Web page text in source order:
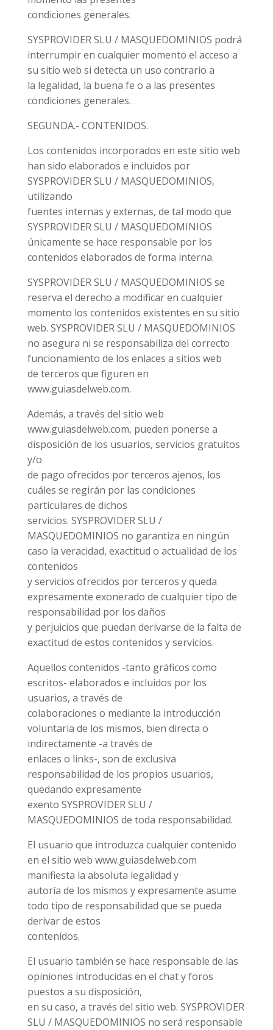
condiciones generales.
SYSPROVIDER SLU / MASQUEDOMINIOS podrá
interrumpir en cualquier momento el acceso a
su sitio web si detecta un uso contrario a
la legalidad, la buena fe o a las presentes
condiciones generales.
SEGUNDA.- CONTENIDOS.
Los contenidos incorporados en este sitio web
han sido elaborados e incluidos por
SYSPROVIDER SLU / MASQUEDOMINIOS,
utilizando
fuentes internas y externas, de tal modo que
SYSPROVIDER SLU / MASQUEDOMINIOS
únicamente se hace responsable por los
contenidos elaborados de forma interna.
SYSPROVIDER SLU / MASQUEDOMINIOS se
reserva el derecho a modificar en cualquier
momento los contenidos existentes en su sitio
web. SYSPROVIDER SLU / MASQUEDOMINIOS
no asegura ni se responsabiliza del correcto
funcionamiento de los enlaces a sitios web
de terceros que figuren en
www.guiasdelweb.com.
Además, a través del sitio web
www.guiasdelweb.com, pueden ponerse a
disposición de los usuarios, servicios gratuitos
y/o
de pago ofrecidos por terceros ajenos, los
cuáles se regirán por las condiciones
particulares de dichos
servicios. SYSPROVIDER SLU /
MASQUEDOMINIOS no garantiza en ningún
caso la veracidad, exactitud o actualidad de los
contenidos
y servicios ofrecidos por terceros y queda
expresamente exonerado de cualquier tipo de
responsabilidad por los daños
y perjuicios que puedan derivarse de la falta de
exactitud de estos contenidos y servicios.
Aquellos contenidos -tanto gráficos como
escritos- elaborados e incluidos por los
usuarios, a través de
colaboraciones o mediante la introducción
voluntaria de los mismos, bien directa o
indirectamente -a través de
enlaces o links-, son de exclusiva
responsabilidad de los propios usuarios,
quedando expresamente
exento SYSPROVIDER SLU /
MASQUEDOMINIOS de toda responsabilidad.
El usuario que introduzca cualquier contenido
en el sitio web www.guiasdelweb.com
manifiesta la absoluta legalidad y
autoría de los mismos y expresamente asume
todo tipo de responsabilidad que se pueda
derivar de estos
contenidos.
El usuario también se hace responsable de las
opiniones introducidas en el chat y foros
puestos a su disposición,
en su caso, a través del sitio web. SYSPROVIDER
SLU / MASQUEDOMINIOS no será responsable